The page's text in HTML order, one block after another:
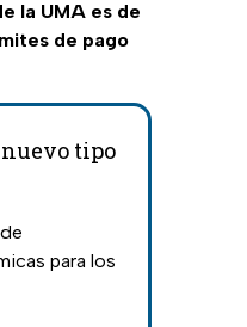
la UMA es de
de pago
tipo
para los